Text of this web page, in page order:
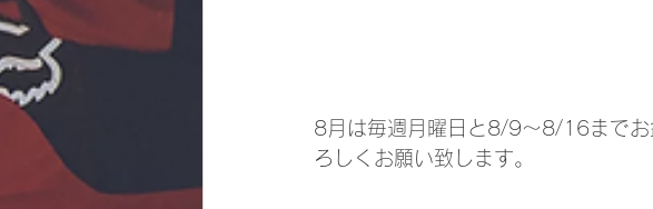
8月は毎週月曜日と8/9～8/16までお
ろしくお願い致します。